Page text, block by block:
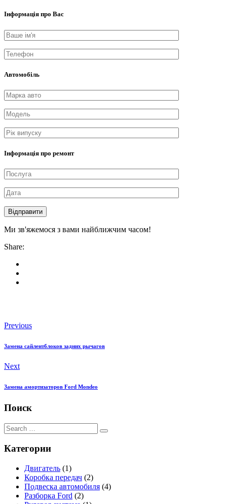
Інформація про Вас
Автомобіль
Інформація про ремонт
Відправити
Ми зв'яжемося з вами найближчим часом!
Share:
Previous
Замена сайлентблоков задних рычагов
Next
Замена амортизаторов Ford Mondeo
Поиск
Категории
Двигатель (1)
Коробка передач (2)
Подвеска автомобиля (4)
Разборка Ford (2)